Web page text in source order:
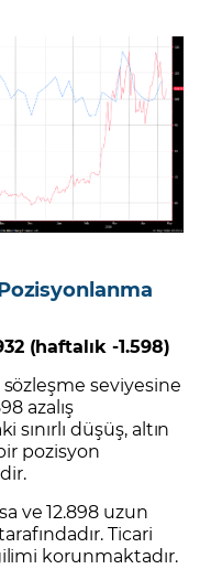
(haftalık -1.598)
sözleşme seviyesine
azalış
düşüş, altın
pozisyon
ve 12.898 uzun
Ticari
korunmaktadır.